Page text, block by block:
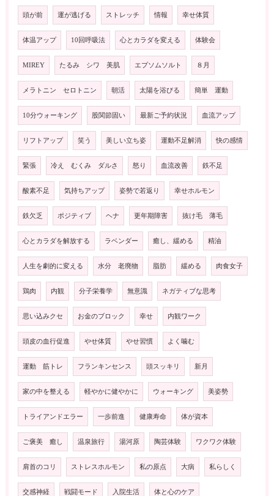
頭が前 運が逃げる ストレッチ 情報 幸せ体質
体温アップ 10回呼吸法 心とカラダを変える 体験会
MIREY たるみ シワ 美肌 エプソムソルト ８月
メラトニン セロトニン 朝活 太陽を浴びる 簡単 運動
10分ウォーキング 股関節固い 最新ご予約状況 血流アップ
リフトアップ 笑う 美しい立ち姿 運動不足解消 快の感情
緊張 冷え むくみ ダルさ 怒り 血流改善 鉄不足
酸素不足 気持ちアップ 姿勢で若返り 幸せホルモン
鉄欠乏 ポジティブ ヘナ 更年期障害 抜け毛 薄毛
心とカラダを解放する ラベンダー 癒し、緩める 精油
人生を劇的に変える 水分 老廃物 脂肪 緩める 肉食女子
鶏肉 内観 分子栄養学 無意識 ネガティブな思考
思い込みクセ お金のブロック 幸せ 内観ワーク
頭皮の血行促進 やせ体質 やせ習慣 よく噛む
運動 筋トレ フランキンセンス 頭スッキリ 新月
家の中を整える 軽やかに健やかに ウォーキング 美姿勢
トライアンドエラー 一歩前進 健康寿命 体が資本
ご褒美 癒し 温泉旅行 湯河原 陶芸体験 ワクワク体験
肩首のコリ ストレスホルモン 私の原点 大病 私らしく
交感神経 戦闘モード 入院生活 体と心のケア